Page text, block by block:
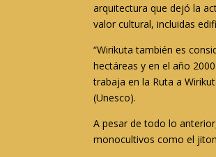
arquitectura que dejó la
valor cultural, incluidas
“Wirikuta también es
hectáreas y en el año
trabaja en la Ruta a
(Unesco).
A pesar de todo lo
monocultivos como el